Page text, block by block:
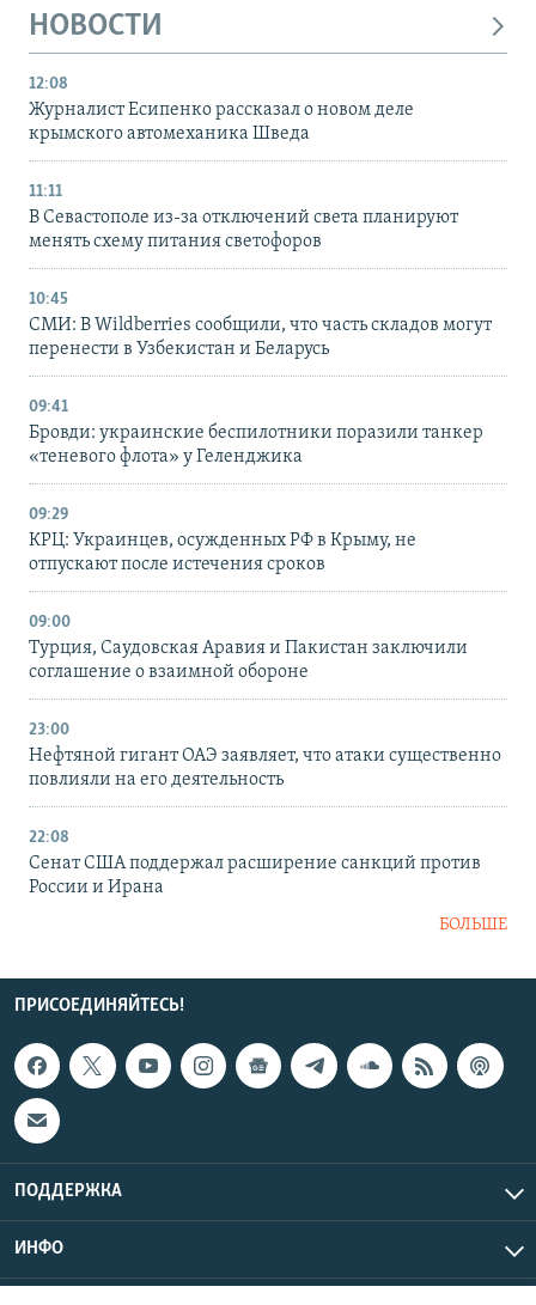
НОВОСТИ
12:08
Журналист Есипенко рассказал о новом деле
крымского автомеханика Шведа
11:11
В Севастополе из-за отключений света планируют
менять схему питания светофоров
10:45
СМИ: В Wildberries сообщили, что часть складов могут
перенести в Узбекистан и Беларусь
09:41
Бровди: украинские беспилотники поразили танкер
«теневого флота» у Геленджика
09:29
КРЦ: Украинцев, осужденных РФ в Крыму, не
отпускают после истечения сроков
09:00
Турция, Саудовская Аравия и Пакистан заключили
соглашение о взаимной обороне
23:00
Нефтяной гигант ОАЭ заявляет, что атаки существенно
повлияли на его деятельность
22:08
Сенат США поддержал расширение санкций против
России и Ирана
БОЛЬШЕ
ПРИСОЕДИНЯЙТЕСЬ!
ПОДДЕРЖКА
ИНФО